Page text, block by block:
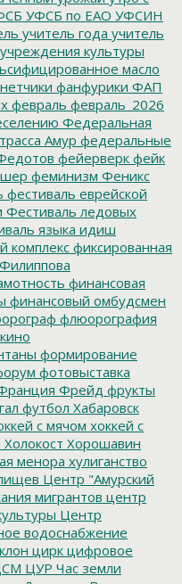
УФСБ по ЕАО УФСИН
учитель года учитель
учреждения культуры
масло
фанфурики ФАП
февраль февраль_2026
Федеральная
Амур федеральные
фейерверк фейк
феминизм Феникс
фестиваль еврейской
Фестиваль ледовых
языка идиш
комплекс фиксированная
Филиппова
финансовая
финансовый омбудсмен
флюорография
формирование
фотовыставка
Фрейд фрукты
футбол Хабаровск
с мячом хоккей с
Холокост Хорошавин
менора хулиганство
Центр "Амурский
мигрантов центр
Центр
водоснабжение
цирк цифровое
ЦУР Час земли